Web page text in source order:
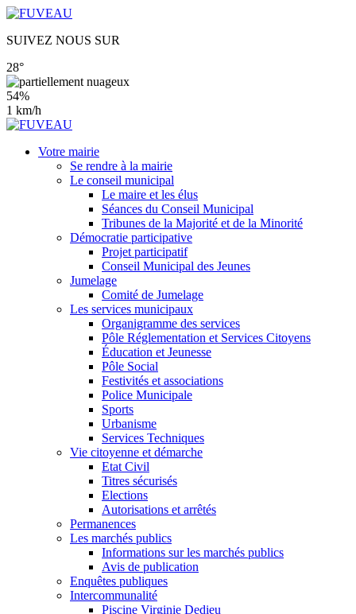
SUIVEZ NOUS SUR
28°
54%
1 km/h
Votre mairie
Se rendre à la mairie
Le conseil municipal
Le maire et les élus
Séances du Conseil Municipal
Tribunes de la Majorité et de la Minorité
Démocratie participative
Projet participatif
Conseil Municipal des Jeunes
Jumelage
Comité de Jumelage
Les services municipaux
Organigramme des services
Pôle Réglementation et Services Citoyens
Éducation et Jeunesse
Pôle Social
Festivités et associations
Police Municipale
Sports
Urbanisme
Services Techniques
Vie citoyenne et démarche
Etat Civil
Titres sécurisés
Elections
Autorisations et arrêtés
Permanences
Les marchés publics
Informations sur les marchés publics
Avis de publication
Enquêtes publiques
Intercommunalité
Piscine Virginie Dedieu